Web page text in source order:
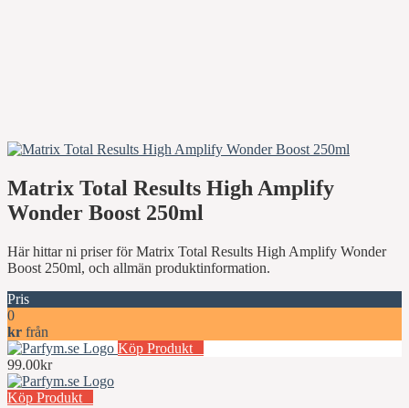
Matrix Total Results High Amplify
Wonder Boost 250ml
Här hittar ni priser för Matrix Total Results High Amplify Wonder
Boost 250ml, och allmän produktinformation.
Pris
0
kr från
Köp Produkt
99.00kr
Köp Produkt